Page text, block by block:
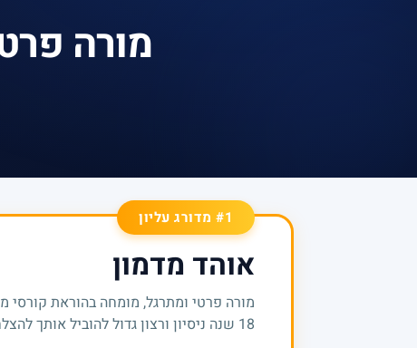
מורה
#1 מדורג עליון
אוהד מדמון
מורה פרטי ומתרגל, מומחה בהוראת
18 שנה ניסיון ורצון גדול להוביל אותך להצלחות